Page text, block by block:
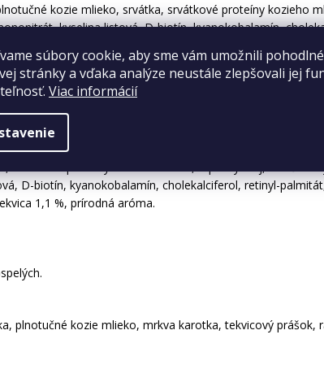
súbory cookie, aby sme vám umožnili
stránky a vďaka analýze neustále zlepšovali jej
Viac informácií
kozie mlieko, srvátka, srvátkové proteíny kozieho
kyselina listová, D-biotín, kyanokobalamín,
od 5 mesiacov:
srvátkové proteíny kozieho mlieka, repkový olej,
D-biotín, kyanokobalamín, cholekalciferol, retinyl-
1,1 %, prírodná aróma.
plnotučné kozie mlieko, mrkva karotka, tekvicový